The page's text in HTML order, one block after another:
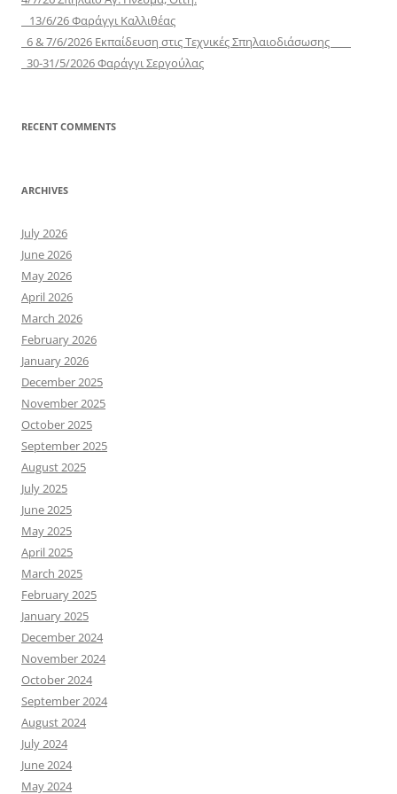
13/6/26 Φαράγγι Καλλιθέας
6 & 7/6/2026 Εκπαίδευση στις Τεχνικές Σπηλαιοδιάσωσης
30-31/5/2026 Φαράγγι Σεργούλας
RECENT COMMENTS
ARCHIVES
July 2026
June 2026
May 2026
April 2026
March 2026
February 2026
January 2026
December 2025
November 2025
October 2025
September 2025
August 2025
July 2025
June 2025
May 2025
April 2025
March 2025
February 2025
January 2025
December 2024
November 2024
October 2024
September 2024
August 2024
July 2024
June 2024
May 2024